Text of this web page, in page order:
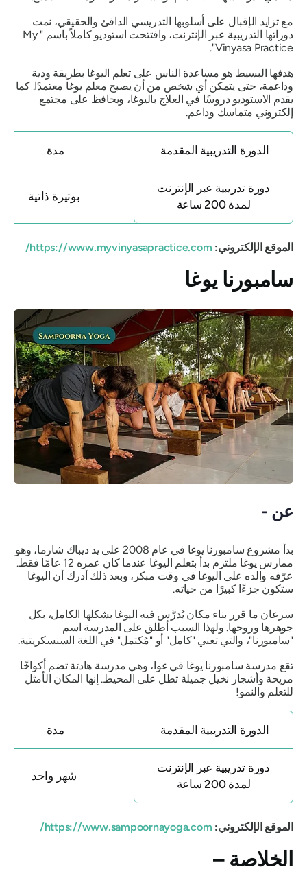
مع تزايد الإقبال على أسلوبها التدريسي الدافئ والحقيقي، نمت
دوراتها التدريبية عبر الإنترنت، وافتتحت استوديو كاملاً باسم " My
Vinyasa Practice".
هدفها البسيط هو مساعدة الناس على تعلم اليوغا بطريقة ودية
وداعمة، حتى يتمكن أي شخص من أن يصبح معلم يوغا معتمدًا. كما
يقدم الاستوديو دروسًا في العلاج باليوغا، ويحافظ على مجتمع
إلكتروني متماسك وداعم.
الدورة التدريبية المقدمة مدة
دورة تدريبية عبر الإنترنت
لمدة 200 ساعة
بوتيرة ذاتية
الموقع الإلكتروني: https://www.myvinyasapractice.com/
سامبورنا يوغا
عن -
بدأ مشروع سامبورنا يوغا في عام 2008 على يد ديباك شارما، وهو
ممارس يوغا ملتزم بدأ بتعلم اليوغا عندما كان عمره 12 عامًا فقط.
عرّفه والده على اليوغا في وقت مبكر، وبعد ذلك أدرك أن اليوغا
ستكون جزءًا كبيرًا من حياته.
سرعان ما قرر بناء مكان يُدرَّس فيه اليوغا بشكلها الكامل، بكل
جوهرها وروحها. ولهذا السبب أطلق على المدرسة اسم
"سامبورنا"،والتي تعني "كامل" أو "مُكتمل" في اللغة السنسكريتية.
تقع مدرسة سامبورنا يوغا في غوا، وهي مدرسة هادئة تضم أكواخًا
مريحة وأشجار نخيل جميلة تطل على المحيط. إنها المكان الأمثل
للتعلم والنمو!
الدورة التدريبية المقدمة مدة
دورة تدريبية عبر الإنترنت
لمدة 200 ساعة
شهر واحد
الموقع الإلكتروني: https://www.sampoornayoga.com/
الخلاصة –